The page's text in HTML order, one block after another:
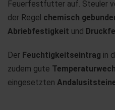
Feuerfestfutter auf. Steuler
der Regel chemisch
Abriebfestigkeit und
Der Feuchtigkeitseintrag in
zudem gute
eingesetzten